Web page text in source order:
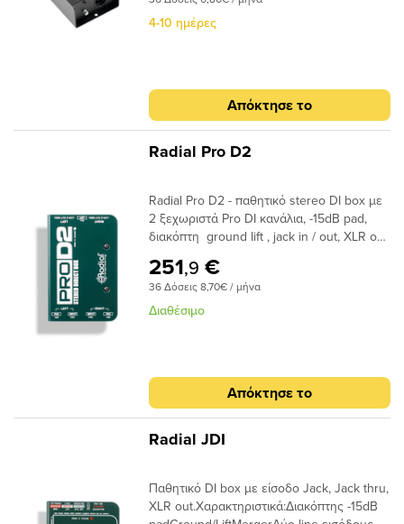
4-10 ημέρες
Απόκτησε το
Radial Pro D2
Radial Pro D2 - παθητικό stereo DI box με
2 ξεχωριστά Pro DI κανάλια, -15dB pad,
διακόπτη ground lift , jack in / out, XLR out,
για keyboards, drum machines και digital
recorders.
251,9 €
36 Δόσεις 8,70€ / μήνα
Διαθέσιμο
Απόκτησε το
Radial JDI
Παθητικό DI box με είσοδο Jack, Jack thru,
XLR out.Χαρακτηριστικά:Διακόπτης -15dB